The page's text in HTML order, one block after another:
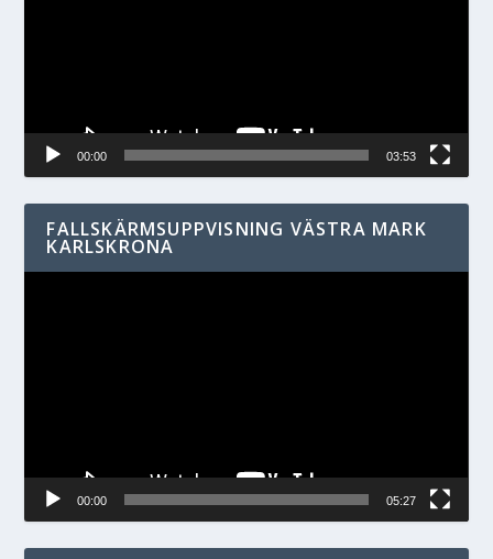
00:00 03:53
FALLSKÄRMSUPPVISNING VÄSTRA MARK
KARLSKRONA
00:00 05:27